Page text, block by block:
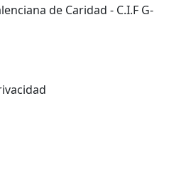
de Caridad - C.I.F G-